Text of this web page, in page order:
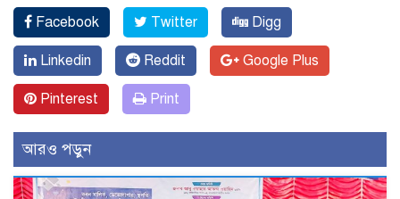
Facebook Twitter Digg
Linkedin Reddit Google Plus
Pinterest Print
আরও পড়ুন